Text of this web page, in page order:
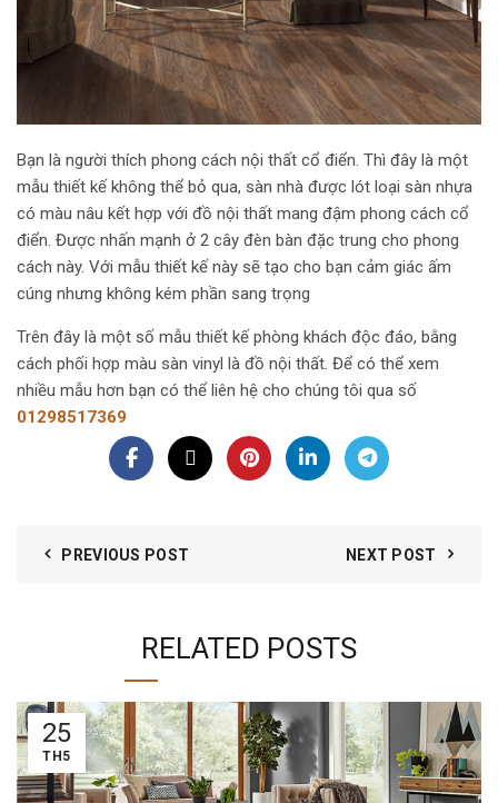
Bạn là người thích phong cách nội thất cổ điển. Thì đây là một
mẫu thiết kế không thể bỏ qua, sàn nhà được lót loại sàn nhựa
có màu nâu kết hợp với đồ nội thất mang đậm phong cách cổ
điển. Được nhấn mạnh ở 2 cây đèn bàn đặc trung cho phong
cách này. Với mẫu thiết kế này sẽ tạo cho bạn cảm giác ấm
cúng nhưng không kém phần sang trọng
Trên đây là một số mẫu thiết kế phòng khách độc đáo, bằng
cách phối hợp màu sàn vinyl là đồ nội thất. Để có thể xem
nhiều mẫu hơn bạn có thể liên hệ cho chúng tôi qua số
01298517369
PREVIOUS POST NEXT POST
RELATED POSTS
25
TH5